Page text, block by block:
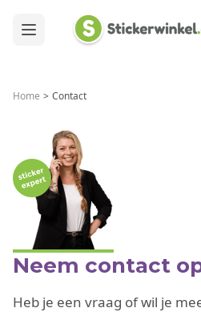
Home > Contact
Neem contact
Heb je een vraag of wil je